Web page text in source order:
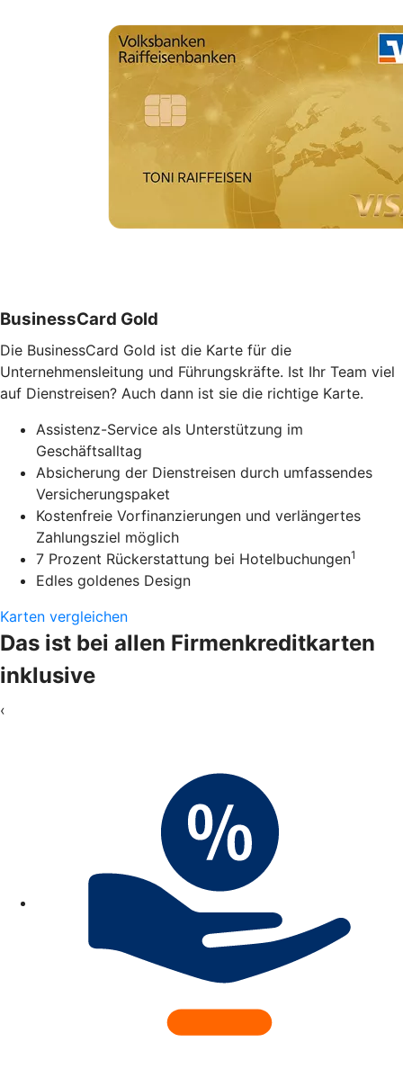
BusinessCard Gold
Die BusinessCard Gold ist die Karte für die
Unternehmensleitung und Führungskräfte. Ist Ihr Team viel
auf Dienstreisen? Auch dann ist sie die richtige Karte.
Assistenz-Service als Unterstützung im
Geschäftsalltag
Absicherung der Dienstreisen durch umfassendes
Versicherungspaket
Kostenfreie Vorfinanzierungen und verlängertes
Zahlungsziel möglich
7 Prozent Rückerstattung bei Hotelbuchungen1
Edles goldenes Design
Karten vergleichen
Das ist bei allen Firmenkreditkarten
inklusive
‹